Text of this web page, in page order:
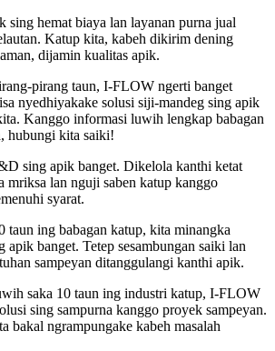
sing hemat biaya lan layanan purna jual
Katup kita, kabeh dikirim dening
dijamin kualitas apik.
pirang taun, I-FLOW ngerti banget
nyedhiyakake solusi siji-mandeg sing apik
Kanggo informasi luwih lengkap babagan
hubungi kita saiki!
sing apik banget. Dikelola kanthi ketat
mriksa lan nguji saben katup kanggo
syarat.
taun ing babagan katup, kita minangka
apik banget. Tetep sesambungan saiki lan
sampeyan ditanggulangi kanthi apik.
saka 10 taun ing industri katup, I-FLOW
sing sampurna kanggo proyek sampeyan.
bakal ngrampungake kabeh masalah